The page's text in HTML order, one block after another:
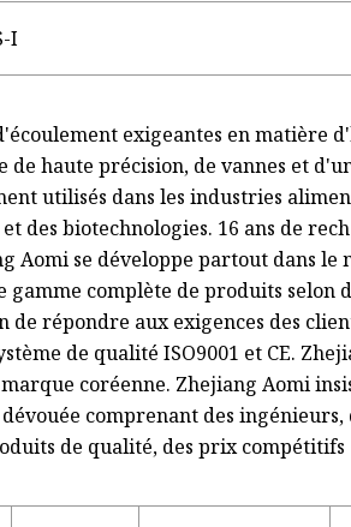
I
exigeantes en matière
haute précision, de vannes et
utilisés dans les industries
des biotechnologies. 16 ans de
se développe partout dans le
complète de produits selon
de répondre aux exigences des
de qualité ISO9001 et CE.
coréenne. Zhejiang Aomi
comprenant des ingénieurs,
de qualité, des prix compétitifs